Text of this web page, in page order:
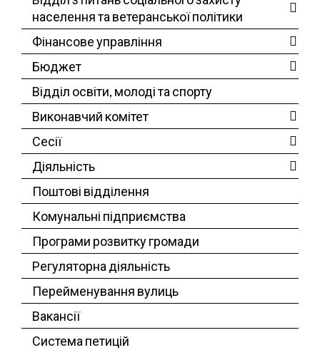
населення та ветеранської політики
Фінансове управління
Бюджет
Відділ освіти, молоді та спорту
Виконавчий комітет
Сесії
Діяльність
Поштові відділення
Комунальні підприємства
Програми розвитку громади
Регуляторна діяльність
Перейменування вулиць
Вакансії
Система петицій